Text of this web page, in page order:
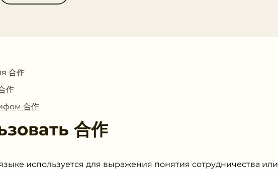
合作
作
合作
合作
используется для выражения понятия сотрудничества или